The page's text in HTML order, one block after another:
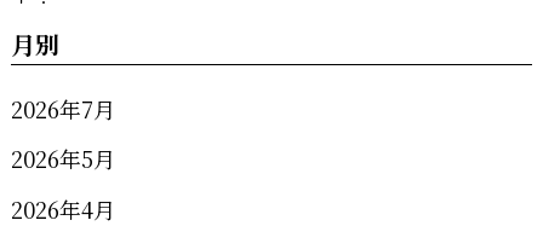
月別
2026年7月
2026年5月
2026年4月